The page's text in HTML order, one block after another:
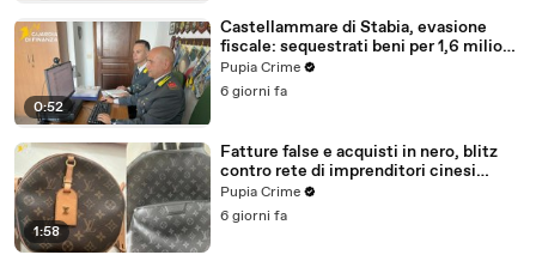
0:52
Castellammare di Stabia, evasione
fiscale: sequestrati beni per 1,6 milioni
ad un consorzio navale (29.07.26)
Pupia Crime
6 giorni fa
1:58
Fatture false e acquisti in nero, blitz
contro rete di imprenditori cinesi
sequestri per 8,5 milioni (29.07.26)
Pupia Crime
6 giorni fa